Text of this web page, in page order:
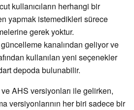
kullanıcıların herhangi bir
yapmak istemedikleri sürece
gerek yoktur.
kanalından geliyor ve
kullanılan yeni seçenekler
depoda bulunabilir.
AHS versiyonları ile gelirken,
versiyonlarının her biri sadece bir